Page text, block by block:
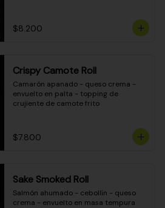
$8.200
Crispy Camote Roll
Camarón apanado - queso crema -
envuelto en palta - topping de
crujiente de camote frito
$7.800
Sake Smoked Roll
Salmón ahumado - cebollín - queso
crema - envuelto en masa tempura